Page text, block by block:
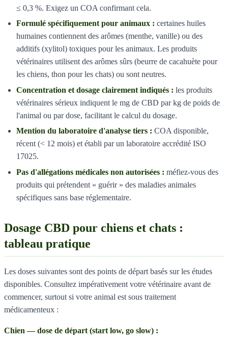
≤ 0,3 %. Exigez un COA confirmant cela.
Formulé spécifiquement pour animaux : certaines huiles
humaines contiennent des arômes (menthe, vanille) ou des
additifs (xylitol) toxiques pour les animaux. Les produits
vétérinaires utilisent des arômes sûrs (beurre de cacahuète pour
les chiens, thon pour les chats) ou sont neutres.
Concentration et dosage clairement indiqués : les produits
vétérinaires sérieux indiquent le mg de CBD par kg de poids de
l'animal ou par dose, facilitant le calcul du dosage.
Mention du laboratoire d'analyse tiers : COA disponible,
récent (< 12 mois) et établi par un laboratoire accrédité ISO
17025.
Pas d'allégations médicales non autorisées : méfiez-vous des
produits qui prétendent « guérir » des maladies animales
spécifiques sans base réglementaire.
Dosage CBD pour chiens et chats :
tableau pratique
Les doses suivantes sont des points de départ basés sur les études
disponibles. Consultez impérativement votre vétérinaire avant de
commencer, surtout si votre animal est sous traitement
médicamenteux :
Chien — dose de départ (start low, go slow) :